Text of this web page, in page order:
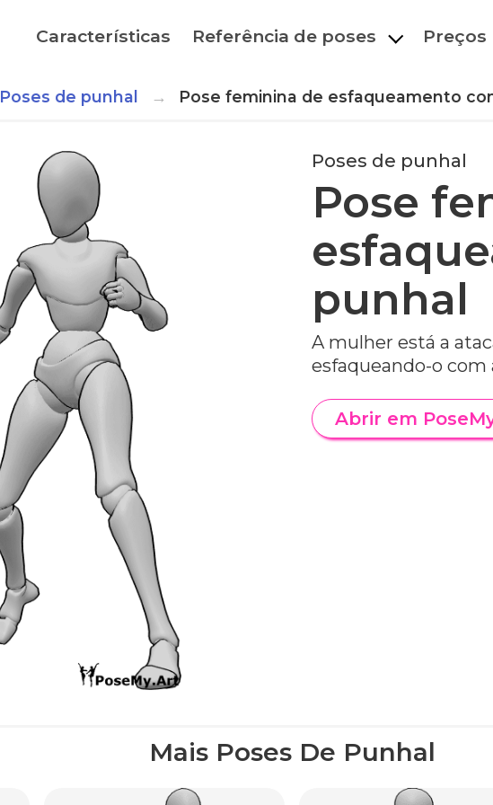
Características Referência de poses Preços
Poses de punhal Pose feminina de esfaqueamento
Poses de punhal
Pose
punhal
A mulher está a
esfaqueando-o
Abrir em
Mais Poses De Punhal